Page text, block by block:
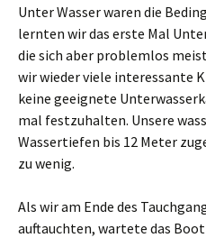
Unter Wasser waren die
lernten wir das erste Mal
die sich aber problemlos
wir wieder viele interessante
keine geeignete
mal festzuhalten. Unsere
Wassertiefen bis 12 Meter
zu wenig.
Als wir am Ende des
auftauchten, wartete das Boot